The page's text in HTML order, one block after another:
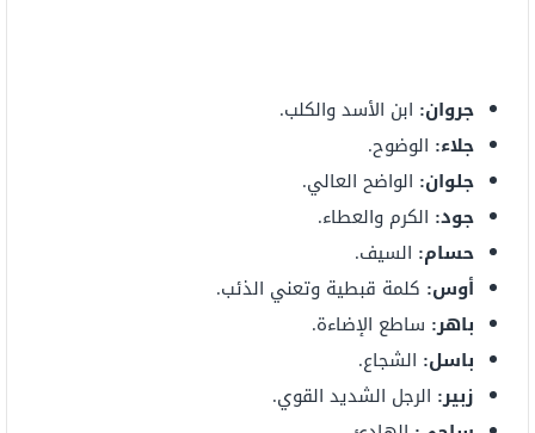
جروان: ابن الأسد والكلب.
جلاء: الوضوح.
جلوان: الواضح العالي.
جود: الكرم والعطاء.
حسام: السيف.
أوس: كلمة قبطية وتعني الذئب.
باهر: ساطع الإضاءة.
باسل: الشجاع.
زبير: الرجل الشديد القوي.